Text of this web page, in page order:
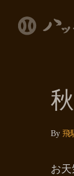
By 飛
お